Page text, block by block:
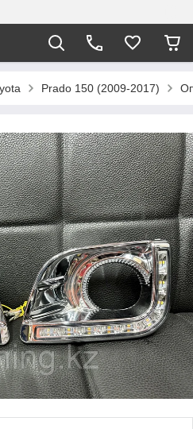
Prado 150 (2009-2017)